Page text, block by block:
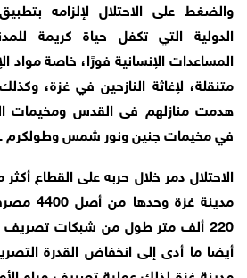
والضغط على الاحتلال لإلزامه
الدولية التي تكفل حياة كريمة
المساعدات الإنسانية فورًا، خاصة مواد
متنقلة، لإغاثة النازحين في غزة،
هدمت منازلهم فى القدس ومخيمات
في مخيمات جنين ونور شمس وطولكرم .
مدينة
220 ألف متر طول من شبكات تصريف